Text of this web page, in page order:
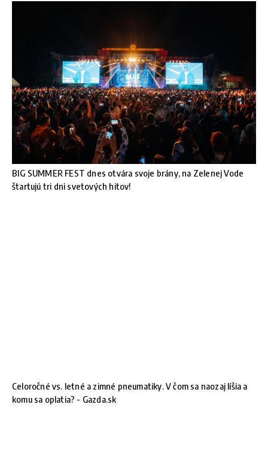
BIG SUMMER FEST dnes otvára svoje brány, na Zelenej Vode
štartujú tri dni svetových hitov!
Celoročné vs. letné a zimné pneumatiky. V čom sa naozaj líšia a
komu sa oplatia? - Gazda.sk